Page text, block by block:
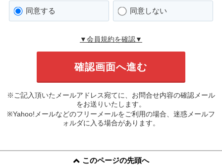
同意する 同意しない
▼会員規約を確認▼
※ご記入頂いたメールアドレス宛てに、お問合せ内容の確認メール
をお送りいたします。
※Yahoo!メールなどのフリーメールをご利用の場合、迷惑メールフ
ォルダに入る場合があります。
このページの先頭へ